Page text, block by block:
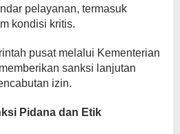
pelayanan, termasuk
kondisi kritis.
pusat melalui Kementerian
sanksi lanjutan
izin.
Pidana dan Etik